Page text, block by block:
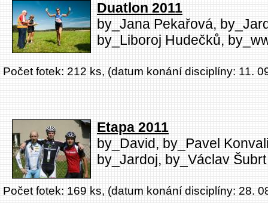
Duatlon 2011
by_Jana Pekařová,
by_Liboroj Hudečků,
Počet fotek: 212 ks, (datum konání disciplíny: 11.
Etapa 2011
by_David, by_Pavel
by_Jardoj, by_Václav Šubrt
Počet fotek: 169 ks, (datum konání disciplíny: 28.